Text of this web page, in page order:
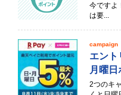
今ですよ
は要...
campaign
エント
月曜日
2つのキ